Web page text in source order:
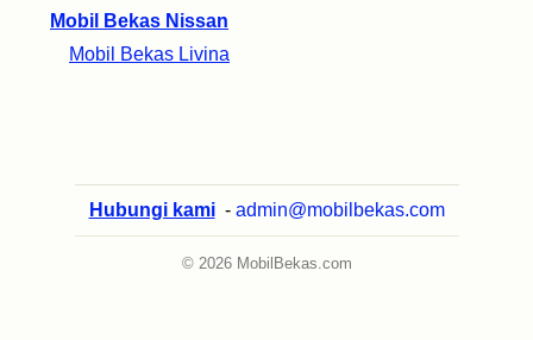
Mobil Bekas Nissan
Mobil Bekas Livina
Hubungi kami - admin@mobilbekas.com
© 2026 MobilBekas.com